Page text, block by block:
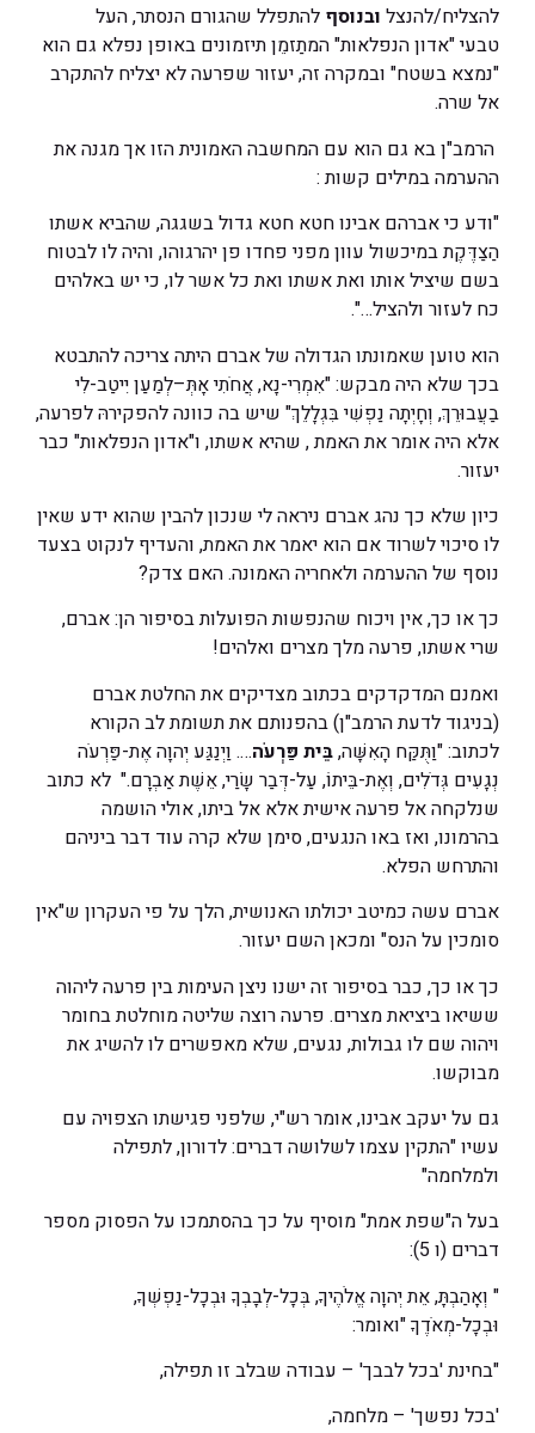
להצליח/להנצל ובנוסף להתפלל שהגורם הנסתר, העל
טבעי "אדון הנפלאות" המתַזמֵן תיזמונים באופן נפלא גם הוא
"נמצא בשטח" ובמקרה זה, יעזור שפרעה לא יצליח להתקרב
אל שרה.
הרמב"ן בא גם הוא עם המחשבה האמונית הזו אך מגנה את
ההערמה במילים קשות :
"ודע כי אברהם אבינו חטא חטא גדול בשגגה, שהביא אשתו
הַצַדֶּקֶת במיכשול עוון מפני פחדו פן יהרגוהו, והיה לו לבטוח
בשם שיציל אותו ואת אשתו ואת כל אשר לו, כי יש באלהים
כח לעזור ולהציל…".
הוא טוען שאמונתו הגדולה של אברם היתה צריכה להתבטא
בכך שלא היה מבקש: "אִמְרִי-נָא, אֲחֹתִי אָתְּ–לְמַעַן יִיטַב-לִי
בַעֲבוּרֵךְ, וְחָיְתָה נַפְשִׁי בִּגְלָלֵךְ" שיש בה כוונה להפקירהּ לפרעה,
אלא היה אומר את האמת , שהיא אשתו, ו"אדון הנפלאות" כבר
יעזור.
כיון שלא כך נהג אברם ניראה לי שנכון להבין שהוא ידע שאין
לו סיכוי לשרוד אם הוא יאמר את האמת, והעדיף לנקוט בצעד
נוסף של ההערמה ולאחריה האמונה. האם צדק?
כך או כך, אין ויכוח שהנפשות הפועלות בסיפור הן: אברם,
שרי אשתו, פרעה מלך מצרים ואלהים!
ואמנם המדקדקים בכתוב מצדיקים את החלטת אברם
(בניגוד לדעת הרמב"ן) בהפנותם את תשומת לב הקורא
לכתוב: "וַתֻּקַּח הָאִשָּׁה,בֵּית פַּרְעֹה…. וַיְנַגַּע יְהוָה אֶת-פַּרְעֹה
נְגָעִים גְּדֹלִים, וְאֶת-בֵּיתוֹ, עַל-דְּבַר שָׂרַי, אֵשֶׁת אַבְרָם." לא כתוב
שנלקחה אל פרעה אישית אלא אל ביתו, אולי הושמה
בהרמונו, ואז באו הנגעים, סימן שלא קרה עוד דבר ביניהם
והתרחש הפלא.
אברם עשה כמיטב יכולתו האנושית, הלך על פי העקרון ש"אין
סומכין על הנס" ומכאן השם יעזור.
כך או כך, כבר בסיפור זה ישנו ניצן העימות בין פרעה ליהוה
ששיאו ביציאת מצרים. פרעה רוצה שליטה מוחלטת בחומר
ויהוה שם לו גבולות, נגעים, שלא מאפשרים לו להשיג את
מבוקשו.
גם על יעקב אבינו, אומר רש"י, שלפני פגישתו הצפויה עם
עשיו "התקין עצמו לשלושה דברים: לדורון, לתפילה
ולמלחמה"
בעל ה"שפת אמת" מוסיף על כך בהסתמכו על הפסוק מספר
דברים (ו 5):
" וְאָהַבְתָּ, אֵת יְהוָה אֱלֹהֶיךָ, בְּכָל-לְבָבְךָ וּבְכָל-נַפְשְׁךָ,
וּבְכָל-מְאֹדֶךָ "ואומר:
"בחינת 'בכל לבבך' – עבודה שבלב זו תפילה,
'בכל נפשך' – מלחמה,